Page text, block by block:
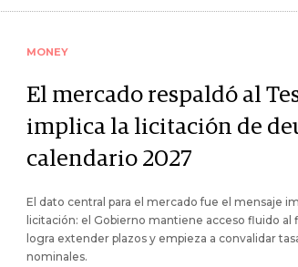
MONEY
El mercado respaldó al
implica la licitación de
calendario 2027
El dato central para el mercado fue el mensaje
licitación: el Gobierno mantiene acceso fluido al
logra extender plazos y empieza a convalidar
nominales.